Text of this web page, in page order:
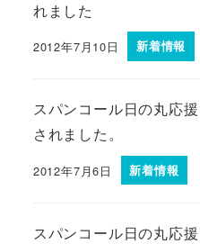
れました
2012年7月10日 新着情報
スパンコール日の丸応
されました。
2012年7月6日 新着情報
スパンコール日の丸応